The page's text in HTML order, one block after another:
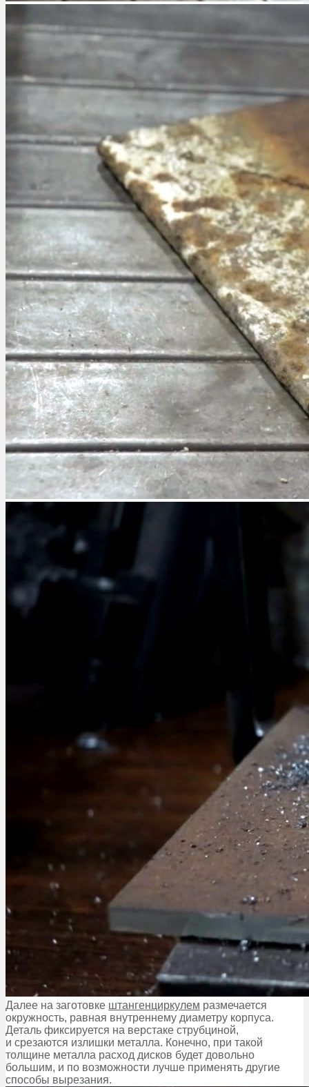
Далее на заготовке штангенциркулем размечается
окружность, равная внутреннему диаметру корпуса.
Деталь фиксируется на верстаке струбциной,
и срезаются излишки металла. Конечно, при такой
толщине металла расход дисков будет довольно
большим, и по возможности лучше применять другие
способы вырезания.